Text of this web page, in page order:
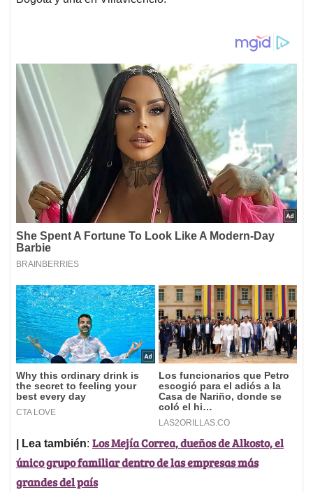
| Lea también: Los Mejía Correa, dueños de Alkosto, el
único grupo familiar dentro de las empresas más
grandes del país